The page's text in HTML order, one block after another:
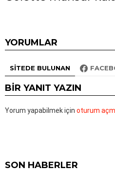
YORUMLAR
SITEDE BULUNAN
BIR YANIT YAZIN
Yorum yapabilmek için oturum
SON HABERLER